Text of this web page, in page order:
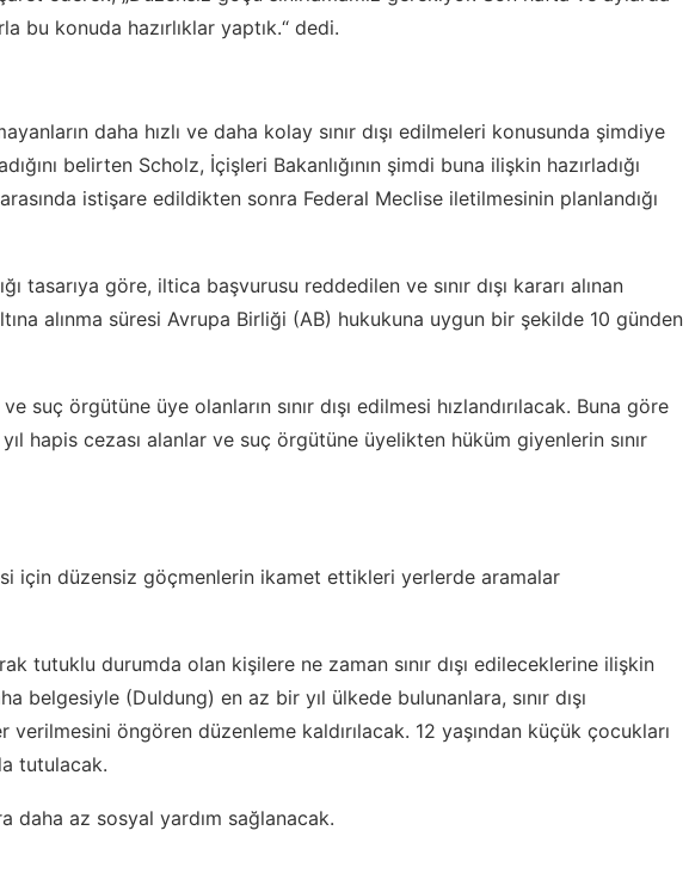
bu konuda hazırlıklar yaptık.“ dedi.
daha hızlı ve daha kolay sınır dışı edilmeleri konusunda şimdiye
belirten Scholz, İçişleri Bakanlığının şimdi buna ilişkin hazırladığı
arasında istişare edildikten sonra Federal Meclise iletilmesinin planlandığı
tasarıya göre, iltica başvurusu reddedilen ve sınır dışı kararı alınan
alınma süresi Avrupa Birliği (AB) hukukuna uygun bir şekilde 10 günden
ve suç örgütüne üye olanların sınır dışı edilmesi hızlandırılacak. Buna göre
hapis cezası alanlar ve suç örgütüne üyelikten hüküm giyenlerin sınır
için düzensiz göçmenlerin ikamet ettikleri yerlerde aramalar
tutuklu durumda olan kişilere ne zaman sınır dışı edileceklerine ilişkin
belgesiyle (Duldung) en az bir yıl ülkede bulunanlara, sınır dışı
öngören düzenleme kaldırılacak. 12 yaşından küçük çocukları
tutulacak.
daha az sosyal yardım sağlanacak.